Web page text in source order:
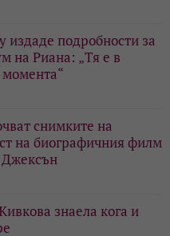
издаде подробности за
на Риана: „Тя е в
момента“
снимките на
на биографичния филм
знаела кога и